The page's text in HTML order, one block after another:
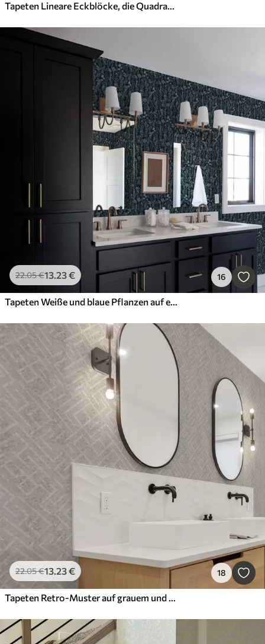
Tapeten Lineare Eckblöcke, die Quadrate auf warmem Grau bilden
22.05€13.23€ 16
Tapeten Weiße und blaue Pflanzen auf einem dunklen Hintergrund
22.05€13.23€ 18
Tapeten Retro-Muster auf grauem und beigem Hintergrund